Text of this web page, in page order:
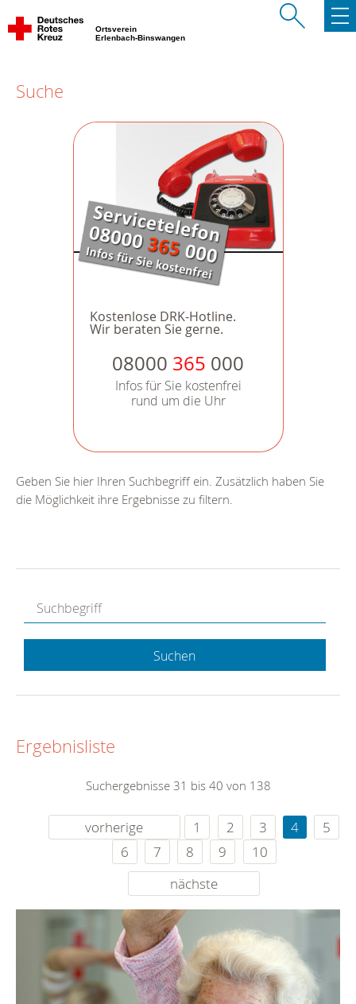
Ortsverein
Erlenbach-Binswangen
Suche
Kostenlose DRK-Hotline.
Wir beraten Sie gerne.
08000 365 000
Infos für Sie kostenfrei
rund um die Uhr
Geben Sie hier Ihren Suchbegriff ein. Zusätzlich haben Sie
die Möglichkeit ihre Ergebnisse zu filtern.
Suchen
Ergebnisliste
Suchergebnisse 31 bis 40 von 138
vorherige 1 2 3 4
5
6
7 8 9
10
nächste